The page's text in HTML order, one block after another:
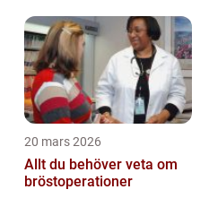
20 mars 2026
Allt du behöver veta om
bröstoperationer